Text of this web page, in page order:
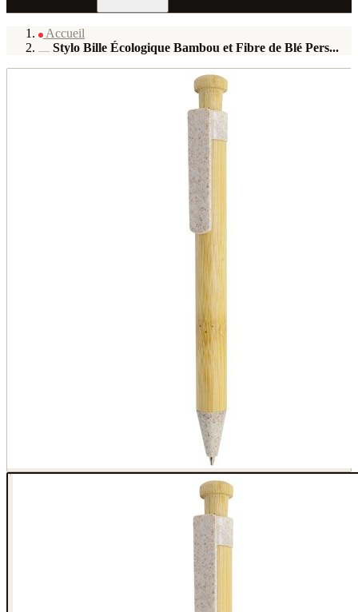
Accueil
Stylo Bille Écologique Bambou et Fibre de Blé Pers...